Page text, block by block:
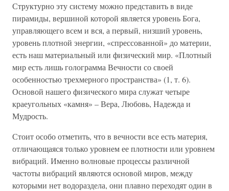
Структурно эту систему можно представить в виде
пирамиды, вершиной которой является уровень Бога,
управляющего всем и вся, а первый, низший уровень,
уровень плотной энергии, «спрессованной» до материи,
есть наш материальный или физический мир. «Плотный
мир есть лишь голограмма Вечности со своей
особенностью трехмерного пространства» (1, т. 6).
Основой нашего физического мира служат четыре
краеугольных «камня» – Вера, Любовь, Надежда и
Мудрость.
Стоит особо отметить, что в вечности все есть материя,
отличающаяся только уровнем ее плотности или уровнем
вибраций. Именно волновые процессы различной
частоты вибраций являются основой миров, между
которыми нет водораздела, они плавно переходят один в